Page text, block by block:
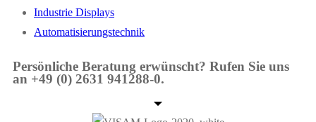
Industrie Displays
Automatisierungstechnik
Persönliche Beratung erwünscht? Rufen Sie uns
an +49 (0) 2631 941288-0.